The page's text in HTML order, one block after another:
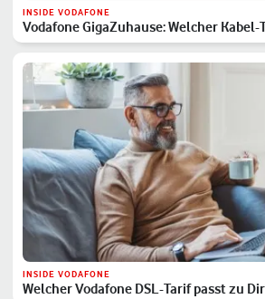
INSIDE VODAFONE
Vodafone GigaZuhause: Welcher Kabel-
INSIDE VODAFONE
Welcher Vodafone DSL-Tarif passt zu